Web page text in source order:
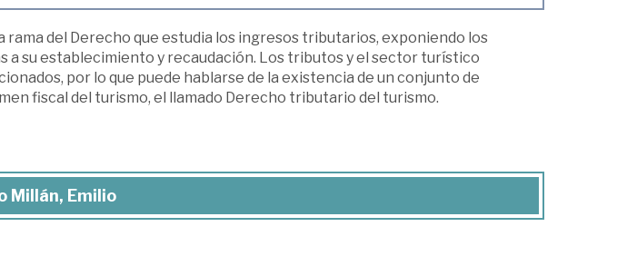
rama del Derecho que estudia los ingresos tributarios, exponiendo los
a su establecimiento y recaudación. Los tributos y el sector turístico
por lo que puede hablarse de la existencia de un conjunto de
fiscal del turismo, el llamado Derecho tributario del turismo.
Millán, Emilio